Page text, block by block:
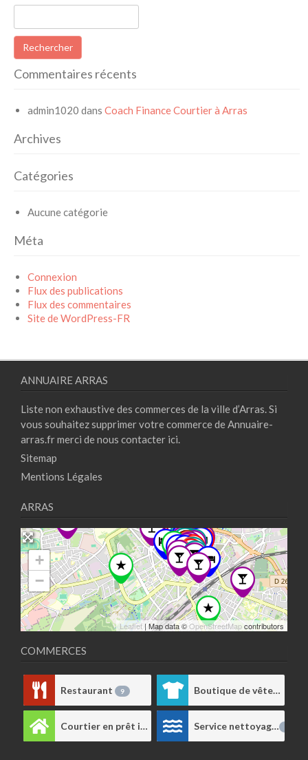
Commentaires récents
admin1020 dansCoach Finance Courtier à Arras
Archives
Catégories
Aucune catégorie
Méta
Connexion
Flux des publications
Flux des commentaires
Site de WordPress-FR
ANNUAIRE ARRAS
Liste non exhaustive des commerces de la ville d’Arras. Si
vous souhaitez supprimer votre commerce de Annuaire-
arras.fr merci de nous contacter ici.
Sitemap
Mentions Légales
ARRAS
+
−
Leaflet | Map data ©OpenStreetMapcontributors
COMMERCES
Restaurant 9 Boutique de vêtements
Courtier en prêt immobilier 1 Service nettoyage